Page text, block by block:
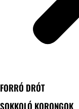
FORRÓ DRÓT
SOKKOLÓ KORONGOK